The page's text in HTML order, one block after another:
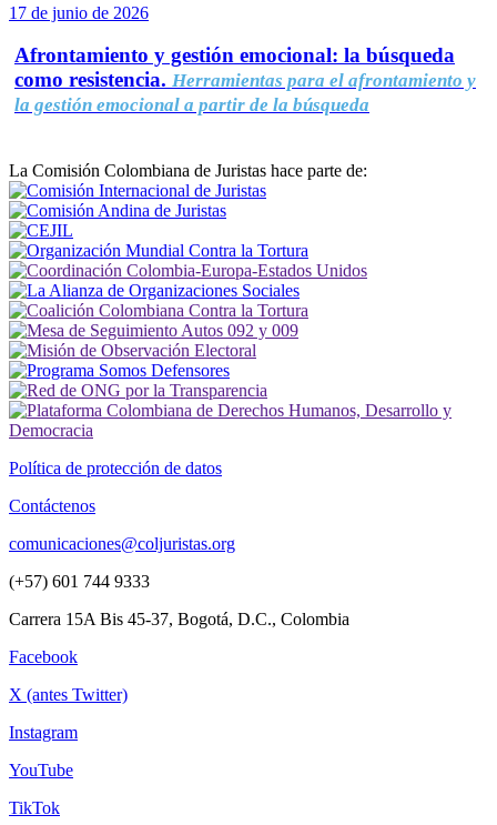
17 de junio de 2026
Afrontamiento y gestión emocional: la búsqueda
como resistencia. Herramientas para el afrontamiento y
la gestión emocional a partir de la búsqueda
La Comisión Colombiana de Juristas hace parte de:
Política de protección de datos
Contáctenos
comunicaciones@coljuristas.org
(+57) 601 744 9333
Carrera 15A Bis 45-37, Bogotá, D.C., Colombia
Facebook
X (antes Twitter)
Instagram
YouTube
TikTok